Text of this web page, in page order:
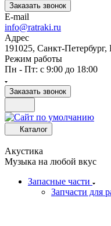
Заказать звонок
E-mail
info@ratraki.ru
Адрес
191025, Санкт-
Режим работы
Пн - Пт: с 9:00 до 18:00
Заказать звонок
Каталог
Акустика
Музыка на любой вкус
Запасные части
Запчасти для